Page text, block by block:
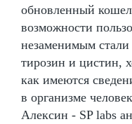
обновленный
возможности
незаменимым
тирозин и цистин,
как имеются
в организме
Алексин - SP labs